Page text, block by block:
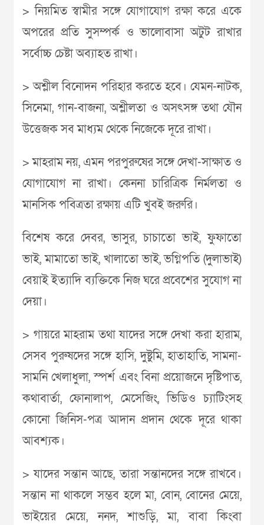
> নিয়মিত স্বামীর সঙ্গে যোগাযোগ রক্ষা করে একে
অপরের প্রতি সুসম্পর্ক ও ভালোবাসা অটুট রাখার
সর্বোচ্চ চেষ্টা অব্যাহত রাখা।
> অশ্লীল বিনোদন পরিহার করতে হবে। যেমন-নাটক,
সিনেমা, গান-বাজনা, অশ্লীলতা ও অসৎসঙ্গ তথা যৌন
উত্তেজক সব মাধ্যম থেকে নিজেকে দূরে রাখা।
> মাহরাম নয়, এমন পরপুরুষের সঙ্গে দেখা-সাক্ষাত ও
যোগাযোগ না রাখা। কেননা চারিত্রিক নির্মলতা ও
মানসিক পবিত্রতা রক্ষায় এটি খুবই জরুরি।
বিশেষ করে দেবর, ভাসুর, চাচাতো ভাই, ফুফাতো
ভাই, মামাতো ভাই, খালাতো ভাই, ভগ্নিপতি (দুলাভাই)
বেয়াই ইত্যাদি ব্যক্তিকে নিজ ঘরে প্রবেশের সুযোগ না
দেয়া।
> গায়রে মাহরাম তথা যাদের সঙ্গে দেখা করা হারাম,
সেসব পুরুষদের সঙ্গে হাসি, দুষ্টুমি, হাতাহাতি, সামনা-
সামনি খেলাধুলা, স্পর্শ এবং বিনা প্রয়োজনে দৃষ্টিপাত,
কথাবার্তা, ফোনালাপ, মেসেজিং, ভিডিও চ্যাটিংসহ
কোনো জিনিস-পত্র আদান প্রদান থেকে দূরে থাকা
আবশ্যক।
> যাদের সন্তান আছে, তারা সন্তানদের সঙ্গে রাখবে।
সন্তান না থাকলে সম্ভব হলে মা, বোন, বোনের মেয়ে,
ভাইয়ের মেয়ে, ননদ, শাশুড়ি, মা, বাবা কিংবা